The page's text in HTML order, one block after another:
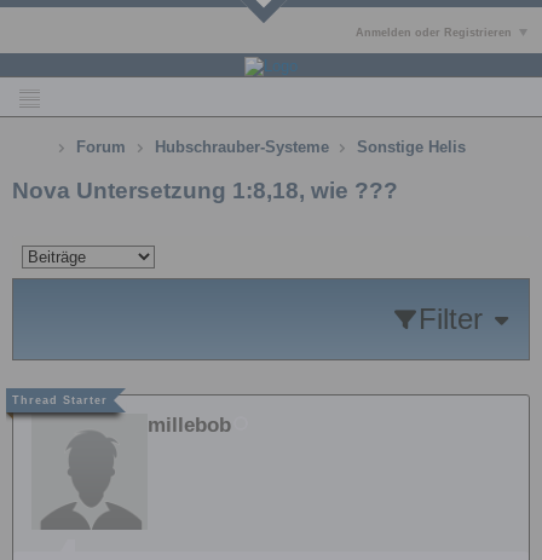
Anmelden oder Registrieren
Forum Hubschrauber-Systeme Sonstige Helis
Nova Untersetzung 1:8,18, wie ???
Filter
millebob